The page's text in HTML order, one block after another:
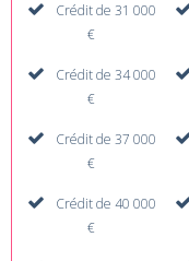
Crédit de 31 000
€
Crédit de 34 000
€
Crédit de 37 000
€
Crédit de 40 000
€